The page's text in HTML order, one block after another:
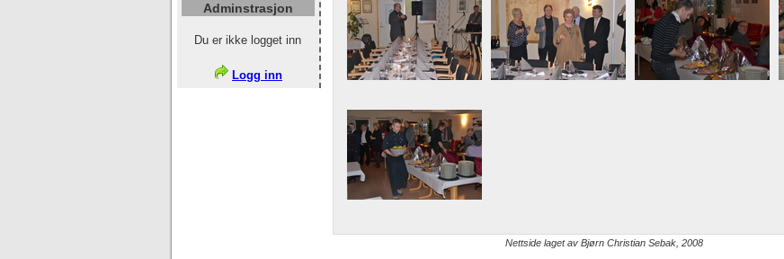
Adminstrasjon
Du er ikke logget inn
Logg inn
Nettside laget av Bjørn Christian Sebak, 2008